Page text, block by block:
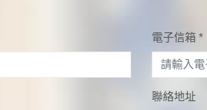
電子信箱 *
聯絡地址